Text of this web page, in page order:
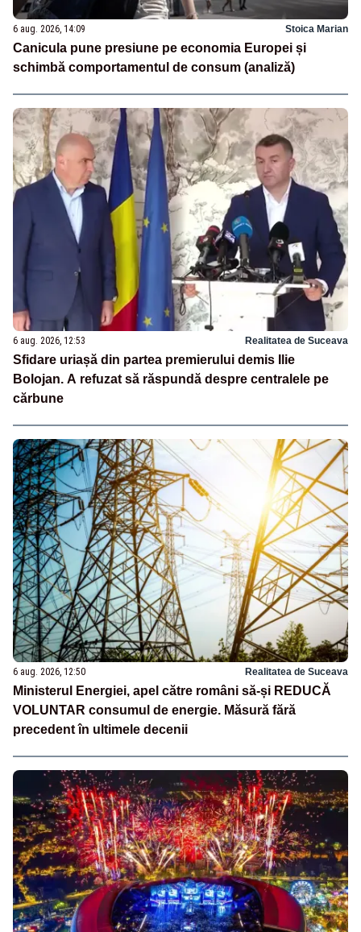
6 aug. 2026, 14:09 Stoica Marian
Canicula pune presiune pe economia Europei și
schimbă comportamentul de consum (analiză)
6 aug. 2026, 12:53 Realitatea de Suceava
Sfidare uriașă din partea premierului demis Ilie
Bolojan. A refuzat să răspundă despre centralele pe
cărbune
6 aug. 2026, 12:50 Realitatea de Suceava
Ministerul Energiei, apel către români să-și REDUCĂ
VOLUNTAR consumul de energie. Măsură fără
precedent în ultimele decenii